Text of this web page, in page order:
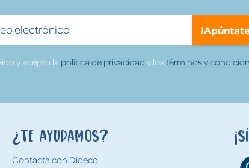
y acepto la política de privacidad y lostérminos y
¿Te ayudamos?
Contacta con Dideco